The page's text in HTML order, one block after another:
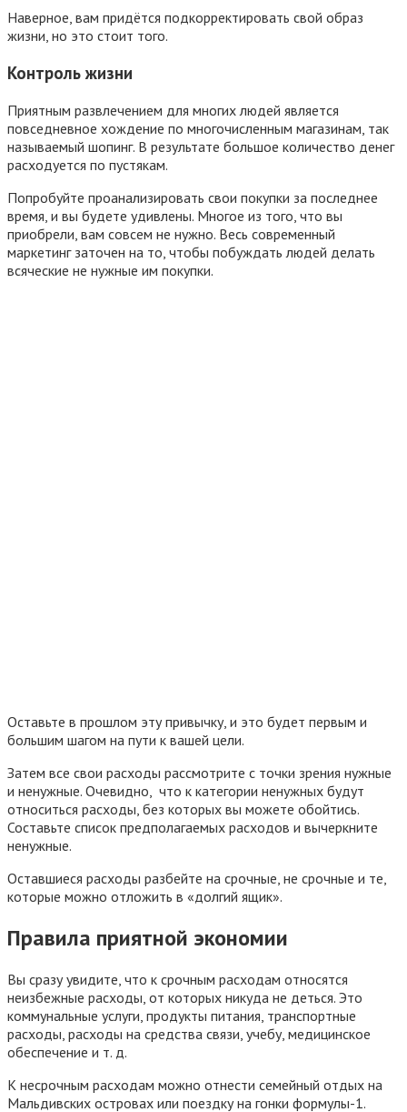
Наверное, вам придётся подкорректировать свой образ
жизни, но это стоит того.
Контроль жизни
Приятным развлечением для многих людей является
повседневное хождение по многочисленным магазинам, так
называемый шопинг. В результате большое количество денег
расходуется по пустякам.
Попробуйте проанализировать свои покупки за последнее
время, и вы будете удивлены. Многое из того, что вы
приобрели, вам совсем не нужно. Весь современный
маркетинг заточен на то, чтобы побуждать людей делать
всяческие не нужные им покупки.
Оставьте в прошлом эту привычку, и это будет первым и
большим шагом на пути к вашей цели.
Затем все свои расходы рассмотрите с точки зрения нужные
и ненужные. Очевидно, что к категории ненужных будут
относиться расходы, без которых вы можете обойтись.
Составьте список предполагаемых расходов и вычеркните
ненужные.
Оставшиеся расходы разбейте на срочные, не срочные и те,
которые можно отложить в «долгий ящик».
Правила приятной экономии
Вы сразу увидите, что к срочным расходам относятся
неизбежные расходы, от которых никуда не деться. Это
коммунальные услуги, продукты питания, транспортные
расходы, расходы на средства связи, учебу, медицинское
обеспечение и т. д.
К несрочным расходам можно отнести семейный отдых на
Мальдивских островах или поездку на гонки формулы-1.